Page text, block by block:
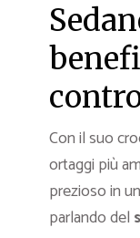
Con il suo
ortaggi più
prezioso in
parlando del